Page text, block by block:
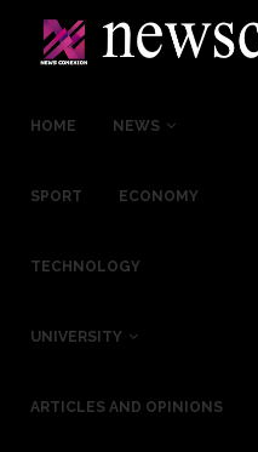
HOME NEWS
SPORT ECONOMY
TECHNOLOGY
UNIVERSITY
ARTICLES AND OPINIONS